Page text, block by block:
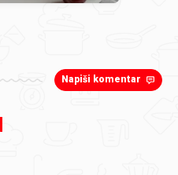
Napiši komentar